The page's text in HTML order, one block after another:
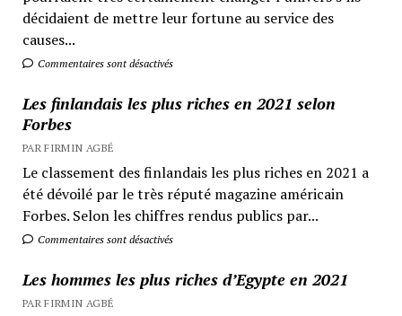
décidaient de mettre leur fortune au service des
causes...
Commentaires sont désactivés
Les finlandais les plus riches en 2021 selon
Forbes
PAR FIRMIN AGBÉ
Le classement des finlandais les plus riches en 2021 a
été dévoilé par le très réputé magazine américain
Forbes. Selon les chiffres rendus publics par...
Commentaires sont désactivés
Les hommes les plus riches d’Egypte en 2021
PAR FIRMIN AGBÉ